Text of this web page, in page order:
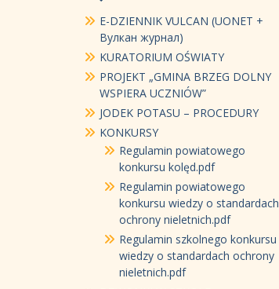
E-DZIENNIK VULCAN (UONET +
Вулкан журнал)
KURATORIUM OŚWIATY
PROJEKT „GMINA BRZEG DOLNY
WSPIERA UCZNIÓW”
JODEK POTASU – PROCEDURY
KONKURSY
Regulamin powiatowego
konkursu kolęd.pdf
Regulamin powiatowego
konkursu wiedzy o standardach
ochrony nieletnich.pdf
Regulamin szkolnego konkursu
wiedzy o standardach ochrony
nieletnich.pdf